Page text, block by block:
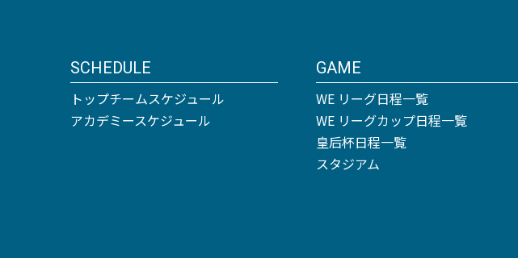
SCHEDULE
トップチームスケジュール
アカデミースケジュール
GAME
WE リーグ日程一覧
WE リーグカップ日程一覧
皇后杯日程一覧
スタジアム